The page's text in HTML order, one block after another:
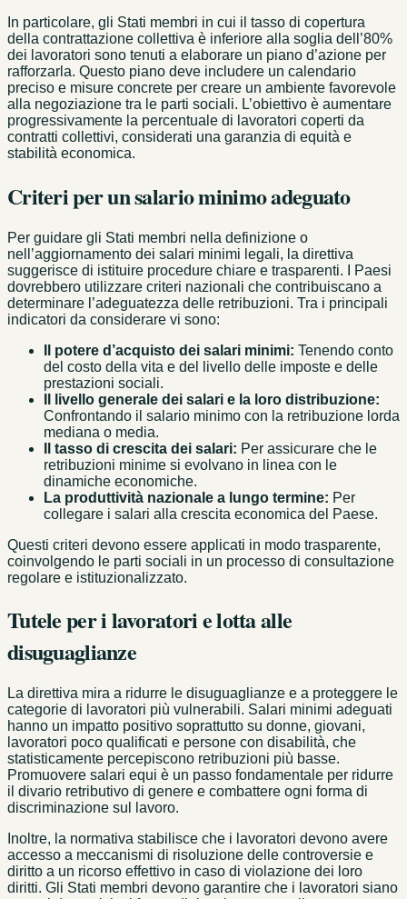
In particolare, gli Stati membri in cui il tasso di copertura
della contrattazione collettiva è inferiore alla soglia dell’80%
dei lavoratori sono tenuti a elaborare un piano d’azione per
rafforzarla. Questo piano deve includere un calendario
preciso e misure concrete per creare un ambiente favorevole
alla negoziazione tra le parti sociali. L’obiettivo è aumentare
progressivamente la percentuale di lavoratori coperti da
contratti collettivi, considerati una garanzia di equità e
stabilità economica.
Criteri per un salario minimo adeguato
Per guidare gli Stati membri nella definizione o
nell’aggiornamento dei salari minimi legali, la direttiva
suggerisce di istituire procedure chiare e trasparenti. I Paesi
dovrebbero utilizzare criteri nazionali che contribuiscano a
determinare l’adeguatezza delle retribuzioni. Tra i principali
indicatori da considerare vi sono:
Il potere d’acquisto dei salari minimi: Tenendo conto
del costo della vita e del livello delle imposte e delle
prestazioni sociali.
Il livello generale dei salari e la loro distribuzione:
Confrontando il salario minimo con la retribuzione lorda
mediana o media.
Il tasso di crescita dei salari: Per assicurare che le
retribuzioni minime si evolvano in linea con le
dinamiche economiche.
La produttività nazionale a lungo termine: Per
collegare i salari alla crescita economica del Paese.
Questi criteri devono essere applicati in modo trasparente,
coinvolgendo le parti sociali in un processo di consultazione
regolare e istituzionalizzato.
Tutele per i lavoratori e lotta alle
disuguaglianze
La direttiva mira a ridurre le disuguaglianze e a proteggere le
categorie di lavoratori più vulnerabili. Salari minimi adeguati
hanno un impatto positivo soprattutto su donne, giovani,
lavoratori poco qualificati e persone con disabilità, che
statisticamente percepiscono retribuzioni più basse.
Promuovere salari equi è un passo fondamentale per ridurre
il divario retributivo di genere e combattere ogni forma di
discriminazione sul lavoro.
Inoltre, la normativa stabilisce che i lavoratori devono avere
accesso a meccanismi di risoluzione delle controversie e
diritto a un ricorso effettivo in caso di violazione dei loro
diritti. Gli Stati membri devono garantire che i lavoratori siano